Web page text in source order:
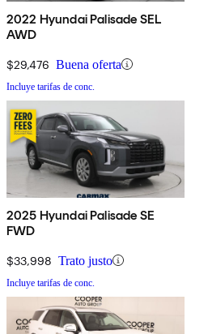
2022 Hyundai Palisade SEL
AWD
$29,476 Buena oferta
Incluye tarifas de conc.
2025 Hyundai Palisade SE
FWD
$33,998 Trato justo
Incluye tarifas de conc.